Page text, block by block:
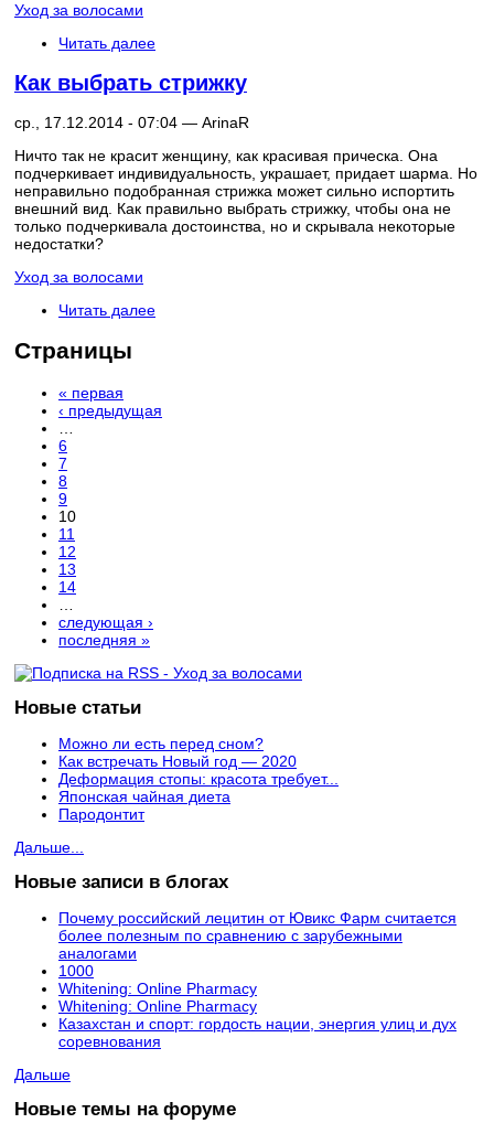
Уход за волосами
Читать далее
Как выбрать стрижку
ср., 17.12.2014 - 07:04 — ArinaR
Ничто так не красит женщину, как красивая прическа. Она
подчеркивает индивидуальность, украшает, придает шарма. Но
неправильно подобранная стрижка может сильно испортить
внешний вид. Как правильно выбрать стрижку, чтобы она не
только подчеркивала достоинства, но и скрывала некоторые
недостатки?
Уход за волосами
Читать далее
Страницы
« первая
‹ предыдущая
6
7
8
9
10
11
12
13
14
следующая ›
последняя »
Новые статьи
Можно ли есть перед сном?
Как встречать Новый год — 2020
Деформация стопы: красота требует...
Японская чайная диета
Пародонтит
Дальше...
Новые записи в блогах
Почему российский лецитин от Ювикс Фарм считается
более полезным по сравнению с зарубежными
аналогами
1000
Whitening: Online Pharmacy
Whitening: Online Pharmacy
Казахстан и спорт: гордость нации, энергия улиц и дух
соревнования
Дальше
Новые темы на форуме